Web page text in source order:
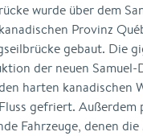
wurde über dem
Provinz
gebaut. Die
der neuen Samuel-
harten kanadischen
gefriert. Außerdem
Fahrzeuge, denen die